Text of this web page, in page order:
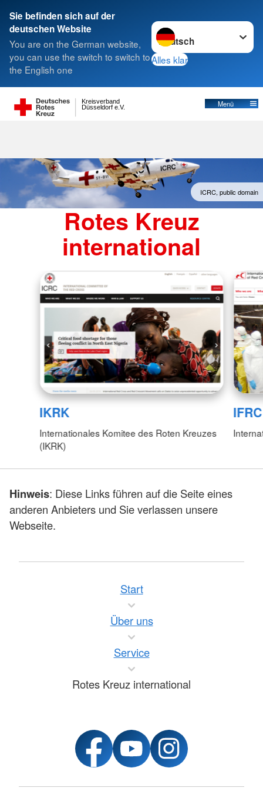
Sie befinden sich auf der
deutschen Website
You are on the German website,
you can use the switch to switch to
the English one
Sprache wechseln zu
Alles klar
Düsseldorf e.V.
Kreisverband Menü
ICRC, public domain
Rotes Kreuz
international
IKRK
Internationales Komitee des Roten Kreuzes
(IKRK)
IFRC
Hinweis: Diese Links führen auf die Seite eines
anderen Anbieters und Sie verlassen unsere
Webseite.
Start
Über uns
Service
Rotes Kreuz international